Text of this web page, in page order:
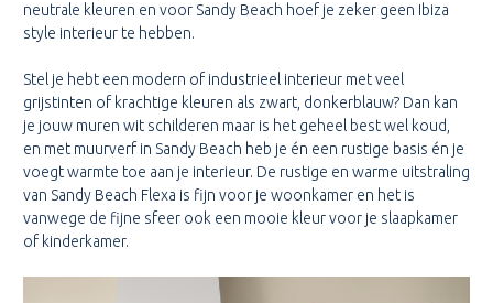
neutrale kleuren en voor Sandy Beach hoef je zeker geen Ibiza
style interieur te hebben.
Stel je hebt een modern of industrieel interieur met veel
grijstinten of krachtige kleuren als zwart, donkerblauw? Dan kan
je jouw muren wit schilderen maar is het geheel best wel koud,
en met muurverf in Sandy Beach heb je én een rustige basis én je
voegt warmte toe aan je interieur. De rustige en warme uitstraling
van Sandy Beach Flexa is fijn voor je woonkamer en het is
vanwege de fijne sfeer ook een mooie kleur voor je slaapkamer
of kinderkamer.